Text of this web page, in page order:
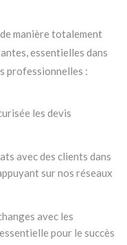
manière totalement
essentielles dans
professionnelles :
les devis
avec des clients dans
sur nos réseaux
avec les
pour le succès